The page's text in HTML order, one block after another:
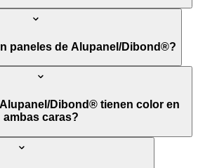
paneles de Alupanel/Dibond®?
Dibond® tienen color en
ambas caras?